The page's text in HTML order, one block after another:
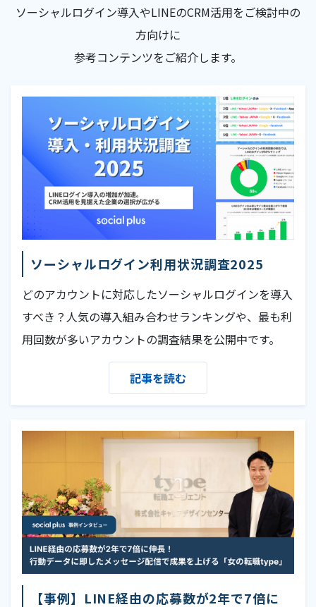
ソーシャルログイン導入やLINEのCRM活用をご検討中の
方向けに
参考コンテンツをご紹介します。
ソーシャルログイン利用状況調査2025
どのアカウントに対応したソーシャルログインを導入
すべき？人気の導入組み合わせランキングや、最も利
用回数が多いアカウントの調査結果を公開中です。
記事を読む
【事例】LINE経由の応募数が2年で7倍に